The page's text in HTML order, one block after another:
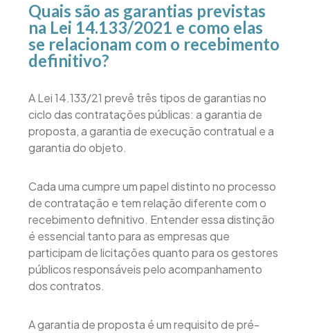
Quais são as garantias previstas
na Lei 14.133/2021 e como elas
se relacionam com o recebimento
definitivo?
A Lei 14.133/21 prevê três tipos de garantias no
ciclo das contratações públicas: a garantia de
proposta, a garantia de execução contratual e a
garantia do objeto.
Cada uma cumpre um papel distinto no processo
de contratação e tem relação diferente com o
recebimento definitivo. Entender essa distinção
é essencial tanto para as empresas que
participam de licitações quanto para os gestores
públicos responsáveis pelo acompanhamento
dos contratos.
A garantia de proposta é um requisito de pré-